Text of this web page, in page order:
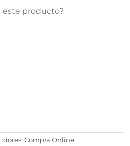
este producto?
, Compra Online